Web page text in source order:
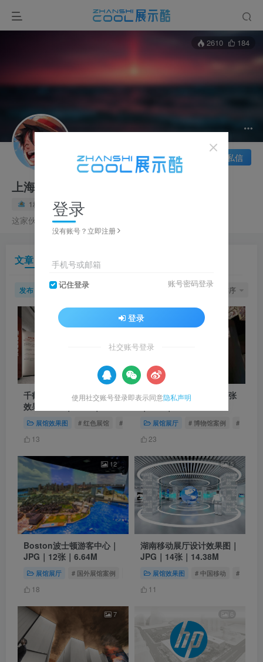
2610 184
上海小飞侠
1枚徽章
这家伙很懒，什么都没有写...
关注 私信
文章 收藏 0 评论
发布 排序
千鹤妇女精神教育基地空间
效果图设计｜31 张｜JPG
｜5.74M
展馆效果图 # 红色展馆 # 传统展馆 # 妇女精神教育基地
13
7
临汾市博物馆实拍｜103张
展馆展厅 # 博物馆案例 # 临汾博
23
12
Boston波士顿游客中心｜
JPG｜12张｜6.64M
展馆展厅 # 国外展馆案例 # 数字沙盘 # 美国展馆
18
5
湖南移动展厅设计效果图｜
JPG｜14张｜14.38M
展馆效果图 # 中国移动 # 运营商
11
7
登录
没有账号？立即注册
手机号或邮箱
记住登录 账号密码登录
登录
社交账号登录
使用社交账号登录即表示同意隐私声明